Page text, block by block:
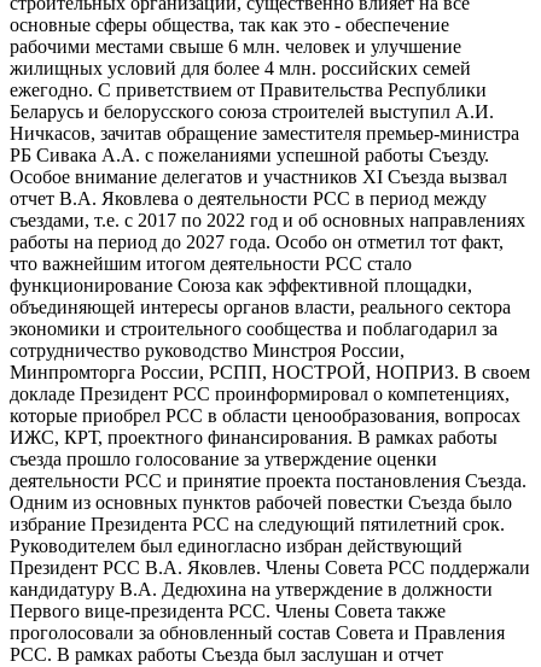
основные сферы общества, так как это - обеспечение
рабочими местами свыше 6 млн. человек и улучшение
жилищных условий для более 4 млн. российских семей
ежегодно. С приветствием от Правительства Республики
Беларусь и белорусского союза строителей выступил А.И.
Ничкасов, зачитав обращение заместителя премьер-министра
РБ Сивака А.А. с пожеланиями успешной работы Съезду.
Особое внимание делегатов и участников XI Съезда вызвал
отчет В.А. Яковлева о деятельности РСС в период между
съездами, т.е. с 2017 по 2022 год и об основных направлениях
работы на период до 2027 года. Особо он отметил тот факт,
что важнейшим итогом деятельности РСС стало
функционирование Союза как эффективной площадки,
объединяющей интересы органов власти, реального сектора
экономики и строительного сообщества и поблагодарил за
сотрудничество руководство Минстроя России,
Минпромторга России, РСПП, НОСТРОЙ, НОПРИЗ. В своем
докладе Президент РСС проинформировал о компетенциях,
которые приобрел РСС в области ценообразования, вопросах
ИЖС, КРТ, проектного финансирования. В рамках работы
съезда прошло голосование за утверждение оценки
деятельности РСС и принятие проекта постановления Съезда.
Одним из основных пунктов рабочей повестки Съезда было
избрание Президента РСС на следующий пятилетний срок.
Руководителем был единогласно избран действующий
Президент РСС В.А. Яковлев. Члены Совета РСС поддержали
кандидатуру В.А. Дедюхина на утверждение в должности
Первого вице-президента РСС. Члены Совета также
проголосовали за обновленный состав Совета и Правления
РСС. В рамках работы Съезда был заслушан и отчет